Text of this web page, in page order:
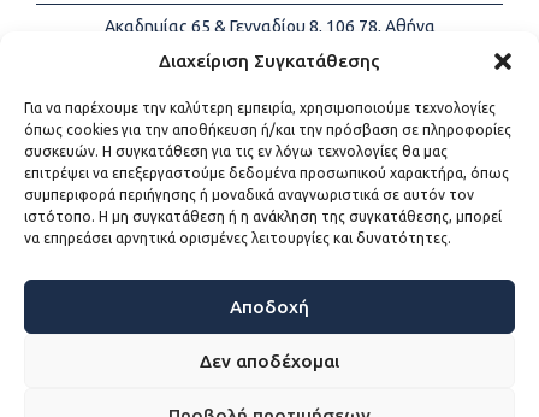
Διαχείριση Συγκατάθεσης
Για να παρέχουμε την καλύτερη εμπειρία, χρησιμοποιούμε τεχνολογίες
όπως cookies για την αποθήκευση ή/και την πρόσβαση σε πληροφορίες
συσκευών. Η συγκατάθεση για τις εν λόγω τεχνολογίες θα μας
επιτρέψει να επεξεργαστούμε δεδομένα προσωπικού χαρακτήρα, όπως
συμπεριφορά περιήγησης ή μοναδικά αναγνωριστικά σε αυτόν τον
ιστότοπο. Η μη συγκατάθεση ή η ανάκληση της συγκατάθεσης, μπορεί
να επηρεάσει αρνητικά ορισμένες λειτουργίες και δυνατότητες.
Αποδοχή
Δεν αποδέχομαι
Ακαδημίας 65 & Γενναδίου 8, 106 78, Αθήνα
Τηλέφωνα:
+30 213-2147500
Email:
info@kede.gr
ΧΡΗΣΙΜΟΙ ΣΥΝΔΕΣΜΟΙ
Η ΚΕΔΕ
Sitemap
Προσβασιμότητα
Όροι χρήσης